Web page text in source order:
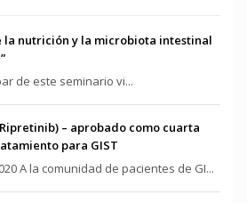
la nutrición y la microbiota intestinal
de este seminario vi...
– aprobado como cuarta
para GIST
A la comunidad de pacientes de GI...